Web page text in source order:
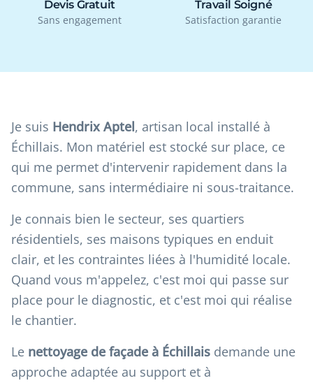
Devis Gratuit
Sans engagement
Travail Soigné
Satisfaction garantie
Je suis Hendrix Aptel, artisan local installé à
Échillais. Mon matériel est stocké sur place, ce
qui me permet d'intervenir rapidement dans la
commune, sans intermédiaire ni sous-traitance.
Je connais bien le secteur, ses quartiers
résidentiels, ses maisons typiques en enduit
clair, et les contraintes liées à l'humidité locale.
Quand vous m'appelez, c'est moi qui passe sur
place pour le diagnostic, et c'est moi qui réalise
le chantier.
Le nettoyage de façade à Échillais demande une
approche adaptée au support et à